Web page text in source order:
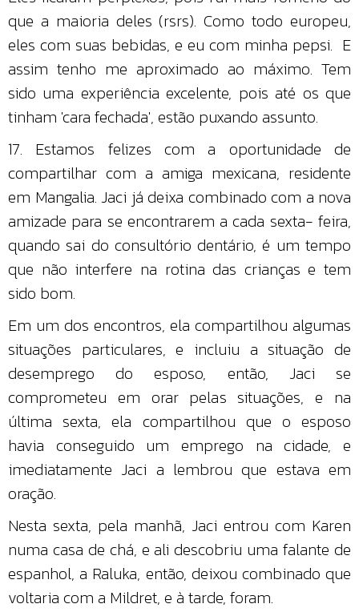
que a maioria deles (rsrs). Como todo europeu,
eles com suas bebidas, e eu com minha pepsi. E
assim tenho me aproximado ao máximo. Tem
sido uma experiência excelente, pois até os que
tinham 'cara fechada', estão puxando assunto.
17. Estamos felizes com a oportunidade de
compartilhar com a amiga mexicana, residente
em Mangalia. Jaci já deixa combinado com a nova
amizade para se encontrarem a cada sexta- feira,
quando sai do consultório dentário, é um tempo
que não interfere na rotina das crianças e tem
sido bom.
Em um dos encontros, ela compartilhou algumas
situações particulares, e incluiu a situação de
desemprego do esposo, então, Jaci se
comprometeu em orar pelas situações, e na
última sexta, ela compartilhou que o esposo
havia conseguido um emprego na cidade, e
imediatamente Jaci a lembrou que estava em
oração.
Nesta sexta, pela manhã, Jaci entrou com Karen
numa casa de chá, e ali descobriu uma falante de
espanhol, a Raluka, então, deixou combinado que
voltaria com a Mildret, e à tarde, foram.